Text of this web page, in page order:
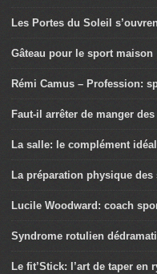
Les Portes du Soleil
Gâteau pour le sport maison
Rémi Camus – Profession:
Faut-il arrêter de manger
La salle: le complément
La préparation physique des
Lucile Woodward: coach
Syndrome rotulien
Le fit’Stick: l’art de taper en